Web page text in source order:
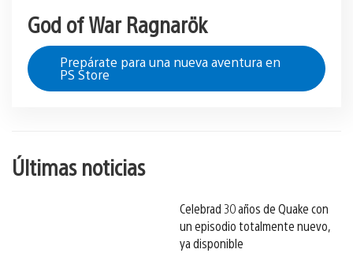
God of War Ragnarök
Prepárate para una nueva aventura en
PS Store
Últimas noticias
Celebrad 30 años de Quake con
un episodio totalmente nuevo,
ya disponible